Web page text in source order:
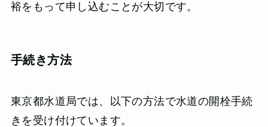
裕をもって申し込むことが大切です。
手続き方法
東京都水道局では、以下の方法で水道の開栓手続
きを受け付けています。